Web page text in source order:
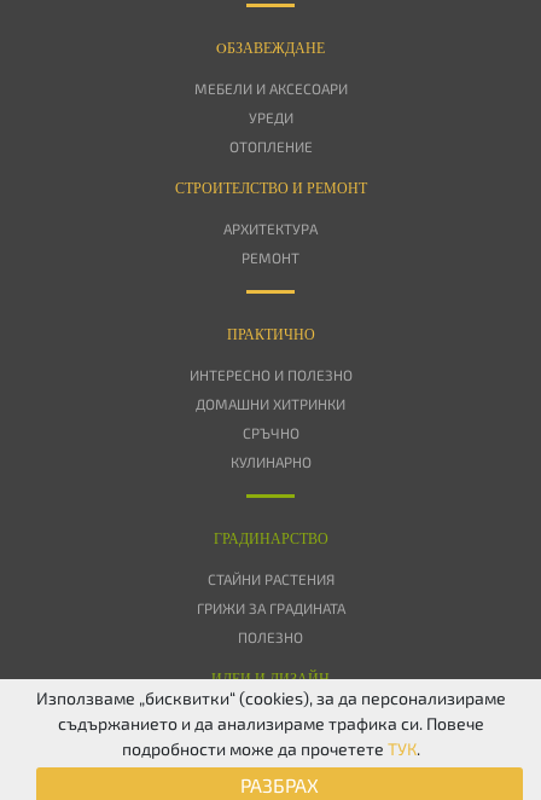
OБЗАВЕЖДАНЕ
МЕБЕЛИ И АКСЕСОАРИ
УРЕДИ
ОТОПЛЕНИЕ
СТРОИТЕЛСТВО И РЕМОНТ
АРХИТЕКТУРА
РЕМОНТ
ПРАКТИЧНО
ИНТЕРЕСНО И ПОЛЕЗНО
ДОМАШНИ ХИТРИНКИ
СРЪЧНО
КУЛИНАРНО
ГРАДИНАРСТВО
СТАЙНИ РАСТЕНИЯ
ГРИЖИ ЗА ГРАДИНАТА
ПОЛЕЗНО
ИДЕИ И ДИЗАЙН
ПОВЕРИТЕЛНОСТ БИСКВИТКИ КОНТАКТИ
TWITTER
© 2026 Дом & Градина. Всички права запазени.
Използваме „бисквитки“ (cookies), за да персонализираме
съдържанието и да анализираме трафика си. Повече
подробности може да прочетете ТУК.
РАЗБРАХ